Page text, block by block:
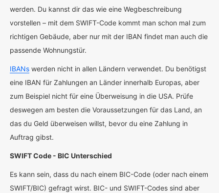
werden. Du kannst dir das wie eine Wegbeschreibung
vorstellen – mit dem SWIFT-Code kommt man schon mal zum
richtigen Gebäude, aber nur mit der IBAN findet man auch die
passende Wohnungstür.
IBANs werden nicht in allen Ländern verwendet. Du benötigst
eine IBAN für Zahlungen an Länder innerhalb Europas, aber
zum Beispiel nicht für eine Überweisung in die USA. Prüfe
deswegen am besten die Voraussetzungen für das Land, an
das du Geld überweisen willst, bevor du eine Zahlung in
Auftrag gibst.
SWIFT Code - BIC Unterschied
Es kann sein, dass du nach einem BIC-Code (oder nach einem
SWIFT/BIC) gefragt wirst. BIC- und SWIFT-Codes sind aber